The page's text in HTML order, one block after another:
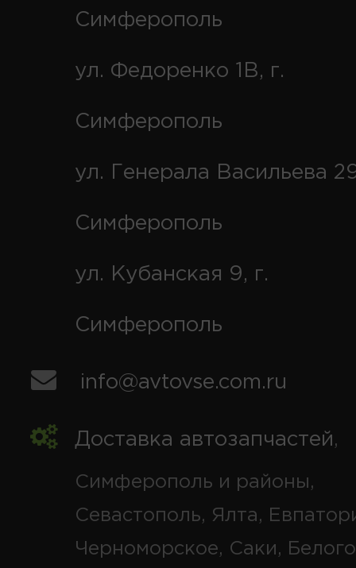
Симферополь
ул. Федоренко 1В, г.
Симферополь
ул. Генерала Васильева
Симферополь
ул. Кубанская 9, г.
Симферополь
info@avtovse.com.ru
Доставка автозапчастей,
Симферополь и районы,
Севастополь, Ялта,
Черноморское, Саки,